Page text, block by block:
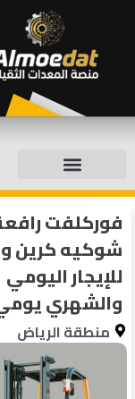
فوركلفت
شوكيه كرين
للإيجار اليومي
والشهري
منطقة الرياض